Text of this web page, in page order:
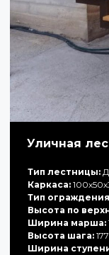
Уличная
Тип лестницы:
Каркаса:
Тип
Высота по
Ширина марша:
Высота шага:
Ширина